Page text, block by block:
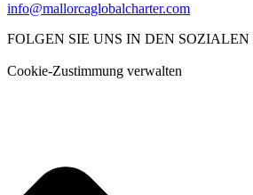
info@mallorcaglobalcharter.com
FOLGEN SIE UNS IN DEN
Cookie-Zustimmung verwalten